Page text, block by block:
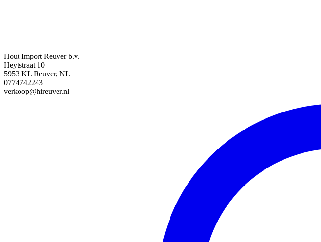
Hout Import Reuver b.v.
Heytstraat 10
5953 KL Reuver, NL
0774742243
verkoop@hireuver.nl